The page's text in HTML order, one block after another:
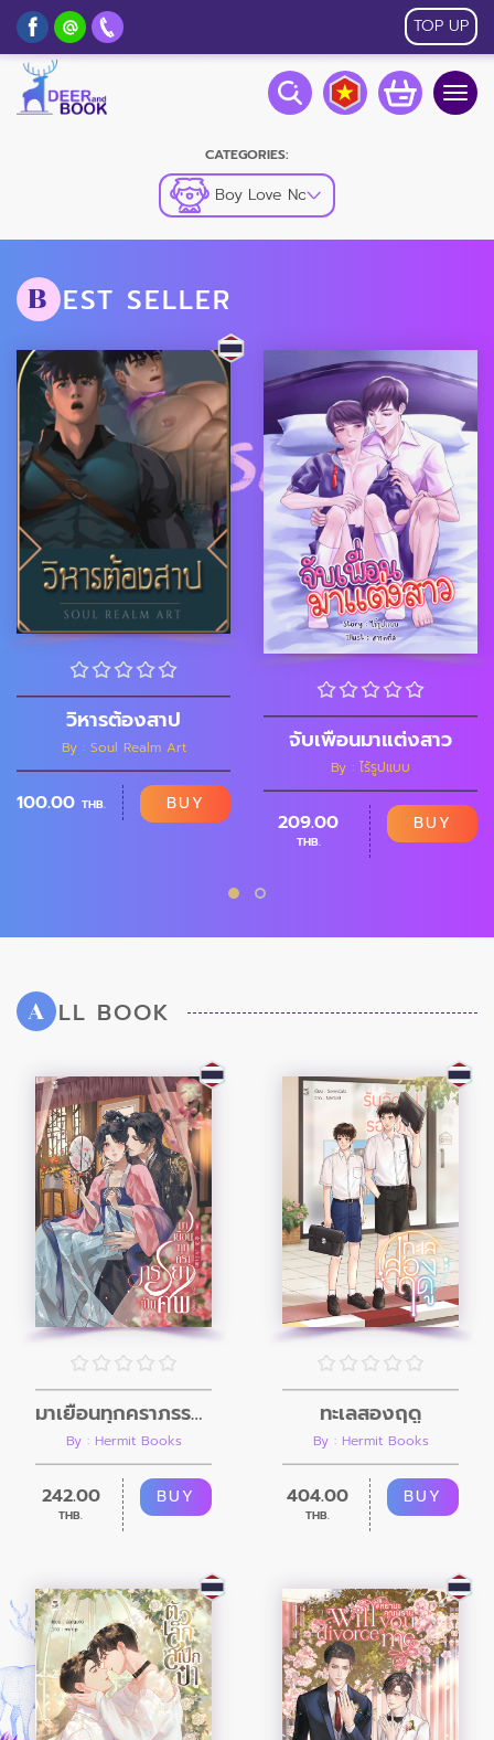
TOP UP
CATEGORIES:
Boy Love Novel
B EST SELLER
วิหารต้องสาป
By : Soul Realm Art
100.00 THB. BUY
จับเพือนมาแต่งสาว
By : ไร้รูปแบบ
209.00
THB.
BUY
A LL BOOK
มาเยือนทุกคราภรรยาเป็นศพ
By : Hermit Books
242.00
THB.
BUY
ทะเลสองฤดู
By : Hermit Books
404.00
THB.
BUY